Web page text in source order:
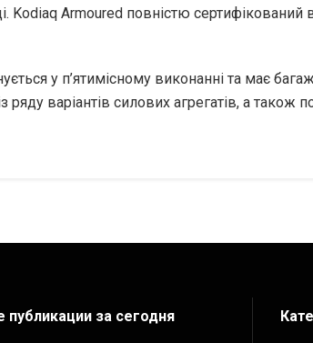
Kodiaq Armoured повністю сертифікований
у п’ятимісному виконанні та має
ряду варіантів силових агрегатів, а також
публикации за сегодня